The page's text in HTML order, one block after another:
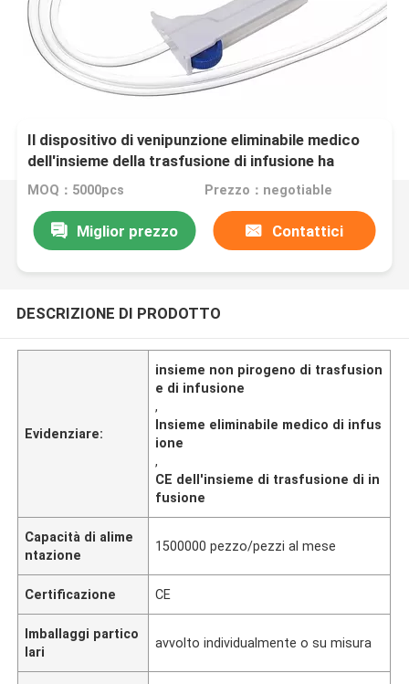
Il dispositivo di venipunzione eliminabile medico
dell'insieme della trasfusione di infusione ha
messo il dispositivo di infusione con CE
MOQ：5000pcs Prezzo：negotiable
Miglior prezzo Contattici
DESCRIZIONE DI PRODOTTO
Evidenziare:
insieme non pirogeno di trasfusion
e di infusione
,
Insieme eliminabile medico di infus
ione
,
CE dell'insieme di trasfusione di in
fusione
Capacità di alime
ntazione
1500000 pezzo/pezzi al mese
Certificazione CE
Imballaggi partico
lari
avvolto individualmente o su misura